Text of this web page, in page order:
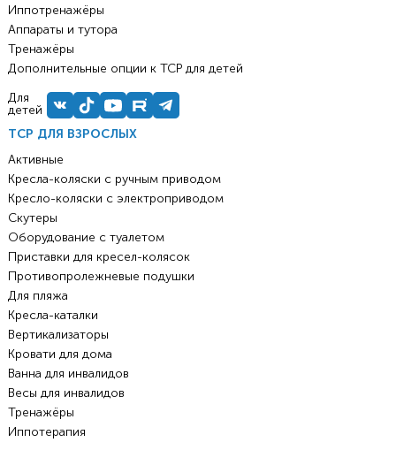
ТСР ДЛЯ ВЗРОСЛЫХ
Активные
Кресла-коляски с ручным приводом
Кресло-коляски с электроприводом
Скутеры
Оборудование с туалетом
Приставки для кресел-колясок
Противопролежневые подушки
Для пляжа
Кресла-каталки
Вертикализаторы
Кровати для дома
Ванна для инвалидов
Весы для инвалидов
Тренажёры
Иппотерапия
Иппотренажёры
Аппараты и тутора
Тренажёры
Дополнительные опции к ТСР для детей
Для
детей